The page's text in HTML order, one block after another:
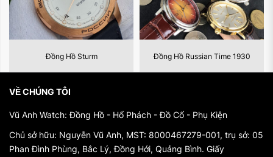
Đồng Hồ Russian Time 1930 Đồng Hồ Charm
VỀ CHÚNG TÔI
Vũ Anh Watch: Đồng Hồ - Hổ Phách - Đồ Cổ - Phụ Kiện
Chủ sở hữu: Nguyễn Vũ Anh, MST: 8000467279-001, trụ sở: 05
Phan Đình Phùng, Bắc Lý, Đồng Hới, Quảng Bình. Giấy